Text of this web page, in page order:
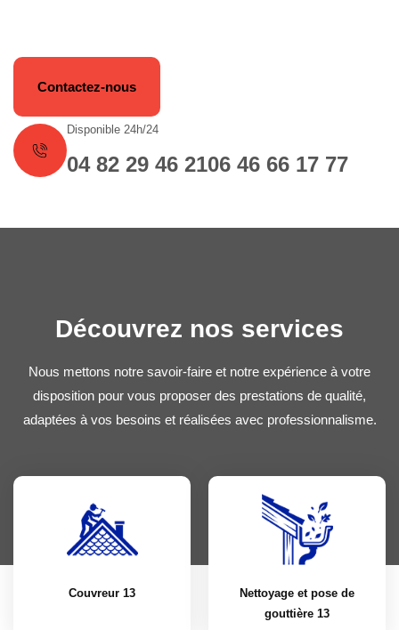
Contactez-nous
Disponible 24h/24
04 82 29 46 2106 46 66 17 77
Découvrez nos services
Nous mettons notre savoir-faire et notre expérience à votre
disposition pour vous proposer des prestations de qualité,
adaptées à vos besoins et réalisées avec professionnalisme.
Couvreur 13
Nettoyage et pose de
gouttière 13